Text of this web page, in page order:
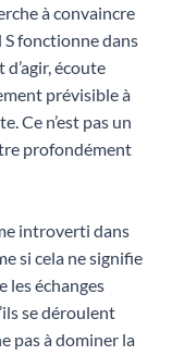
à convaincre
S fonctionne dans
écoute
prévisible à
Ce n’est pas un
profondément
introverti dans
si cela ne signifie
les échanges
se déroulent
pas à dominer la